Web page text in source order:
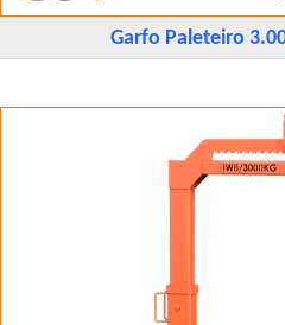
Garfo Paleteiro